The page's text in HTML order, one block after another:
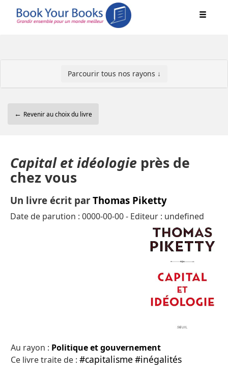
Parcourir tous nos rayons ↓
← Revenir au choix du livre
Capital et idéologie près de
chez vous
Un livre écrit par Thomas Piketty
Date de parution : 0000-00-00 - Editeur : undefined
Au rayon : Politique et gouvernement
Ce livre traite de : #capitalisme #inégalités